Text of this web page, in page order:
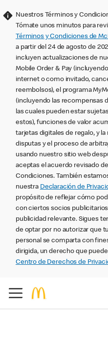
Nuestros Términos y
Tómate unos minutos para
Términos y Condiciones de
a partir del 24 de agosto de
incluyen actualizaciones de
Mobile Order & Pay
internet o como invitado,
reembolsos), el programa
(incluyendo las recompensas
las cuales pueden estar
estos), funciones de valor
tarjetas digitales de regalo, y
disputas y el proceso de
usando nuestro sitio web
aceptas el acuerdo revisado
Condiciones. También
nuestra Declaración de
propósito de reflejar cómo
con ciertos socios
publicidad relevante. Sigues
de optar por no autorizar que
personal se comparta con
dirigida, un derecho que
Centro de Derechos de